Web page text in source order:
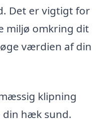
Det er vigtigt for
miljø omkring dit
værdien af din
klipning
hæk sund.